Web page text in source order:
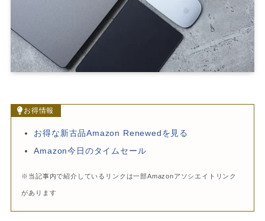
お得情報
お得な新古品Amazon Renewedを見る
Amazon今日のタイムセール
※当記事内で紹介しているリンクは一部Amazonアソシエイトリンク
があります